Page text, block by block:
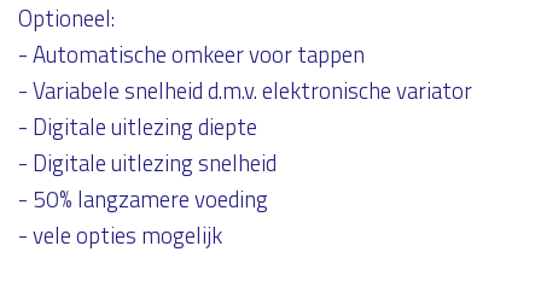
Optioneel:
- Automatische omkeer voor tappen
- Variabele snelheid d.m.v. elektronische variator
- Digitale uitlezing diepte
- Digitale uitlezing snelheid
- 50% langzamere voeding
- vele opties mogelijk